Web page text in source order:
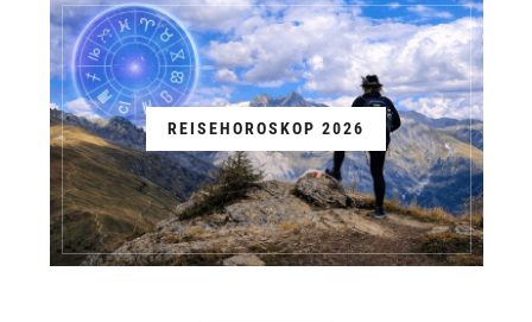
REISEHOROSKOP 2026